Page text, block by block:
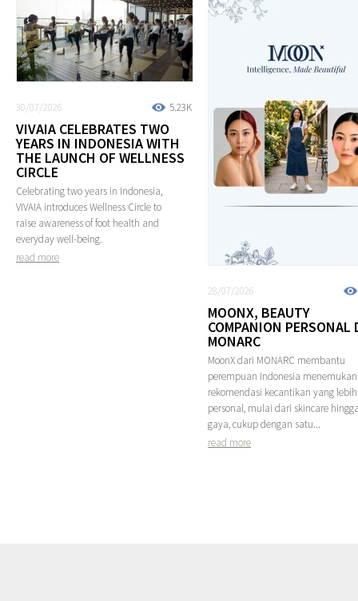
5.23K
30/07/2026
VIVAIA CELEBRATES TWO
YEARS IN INDONESIA WITH
THE LAUNCH OF WELLNESS
CIRCLE
Celebrating two years in Indonesia,
VIVAIA introduces Wellness Circle to
raise awareness of foot health and
everyday well-being.
read more
28/07/2026
MOONX, BEAUTY
COMPANION PERSONAL
MONARC
MoonX dari MONARC membantu
perempuan Indonesia menemukan
rekomendasi kecantikan yang lebih
personal, mulai dari skincare
gaya, cukup dengan satu...
read more